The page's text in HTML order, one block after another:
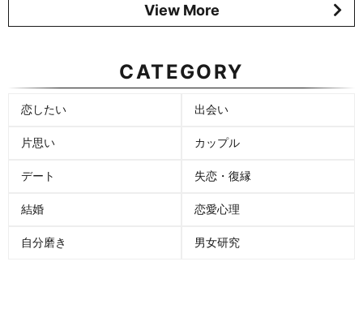
View More
CATEGORY
恋したい 出会い
片思い カップル
デート 失恋・復縁
結婚 恋愛心理
自分磨き 男女研究